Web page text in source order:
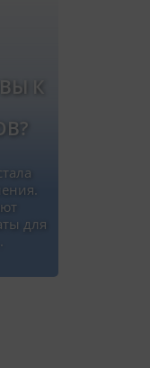
К
для